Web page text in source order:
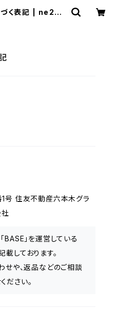
く表記 | ne22c
号 住友不動産六本木グラ
BASE」を運営している
しております。
や、返品などのご相談
ださい。